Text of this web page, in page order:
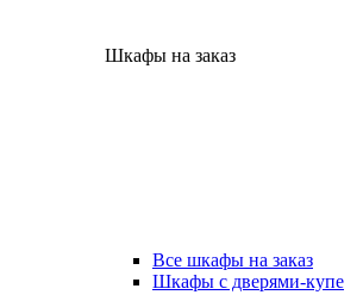
Шкафы на заказ
Все шкафы на заказ
Шкафы с дверями-купе